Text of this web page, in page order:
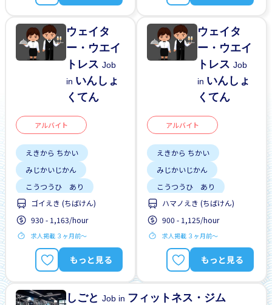
ウェイタ
ー・ウエイ
トレスJob
in いんしょ
くてん
アルバイト
えきから ちかい
みじかいじかん
こうつうひ あり
しゅう2、3にち
はじめて OK
ゴイえき (ちばけん)
930 - 1,163/hour
求人掲載 ３ヶ月前〜
もっと見る
ウェイタ
ー・ウエイ
トレスJob
in いんしょ
くてん
アルバイト
えきから ちかい
みじかいじかん
こうつうひ あり
しゅう2、3にち
はじめて OK
ハマノえき (ちばけん)
900 - 1,125/hour
求人掲載 ３ヶ月前〜
もっと見る
しごとJob in フィットネス・ジム